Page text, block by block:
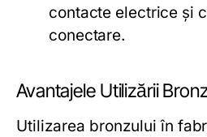
contacte electrice și
conectare.
Avantajele Utilizării
Utilizarea bronzului în